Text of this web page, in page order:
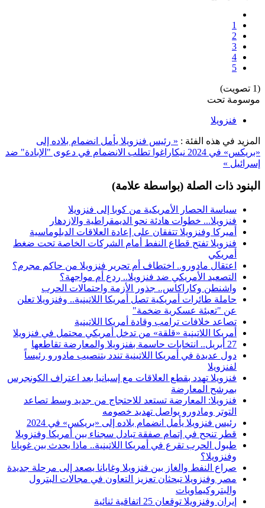
1
2
3
4
5
(1 تصويت)
موسومة تحت
فنزويلا
المزيد في هذه الفئة : « رئيس فنزويلا يأمل انضمام بلاده إلى
«بريكس» في 2024
نيكاراغوا تطلب الانضمام في دعوى "الإبادة" ضد
إسرائيل »
البنود ذات الصلة (بواسطة علامة)
سياسة الحصار الأمريكية من كوبا إلى فنزويلا
فنزويلا... خطوات هادئة نحو الديمقراطية والازدهار
أميركا وفنزويلا تتفقان على إعادة العلاقات الدبلوماسية
فنزويلا تفتح قطاع النفط أمام الشركات الخاصة تحت ضغط
أمريكي
اعتقال مادورو.. اختطاف أم تحرير فنزويلا من حاكم مجرم؟
التصعيد الأمريكي ضد فنزويلا.. ردع أم مواجهة؟
واشنطن وكاراكاس.. جذور الأزمة واحتمالات الحرب
حاملة طائرات أمريكية تصل أمريكا اللاتينية.. وفنزويلا تعلن
عن "تعبئة عسكرية ضخمة"
تصاعد خلافات ترامب وقادة أمريكا اللاتينية
أمريكا اللاتينية «قلقة» من تدخل أمريكي محتمل في فنزويلا
27 أبريل.. انتخابات حاسمة بفنزويلا والمعارضة تقاطعها
دول عديدة في أمريكا اللاتينية تندد بتنصيب مادورو رئيساً
لفنزويلا
فنزويلا تهدد بقطع العلاقات مع إسبانيا بعد اعتراف الكونجرس
بمرشح المعارضة
فنزويلا: المعارضة تستعد للاحتجاج من جديد وسط تصاعد
التوتر ومادورو يواصل تهديد خصومه
رئيس فنزويلا يأمل انضمام بلاده إلى «بريكس» في 2024
قطر تنجح في إتمام صفقة تبادل سجناء بين أمريكا وفنزويلا
طبول الحرب تقرع في أمريكا اللاتينية.. ماذا يحدث بين غويانا
وفنزويلا؟
صراع النفط والغاز بين فنزويلا وغايانا يصعد إلى مرحلة جديدة
مصر وفنزويلا تبحثان تعزيز التعاون في مجالات البترول
والبتروكيماويات
إيران وفنزويلا توقعان 25 اتفاقية ثنائية